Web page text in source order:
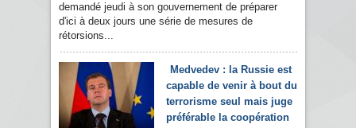
demandé jeudi à son gouvernement de préparer
d'ici à deux jours une série de mesures de
rétorsions...
Medvedev : la Russie est
capable de venir à bout du
terrorisme seul mais juge
préférable la coopération